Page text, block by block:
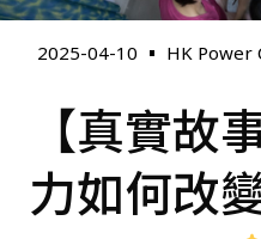
2025-04-10 HK Power
【真實故
力如何改